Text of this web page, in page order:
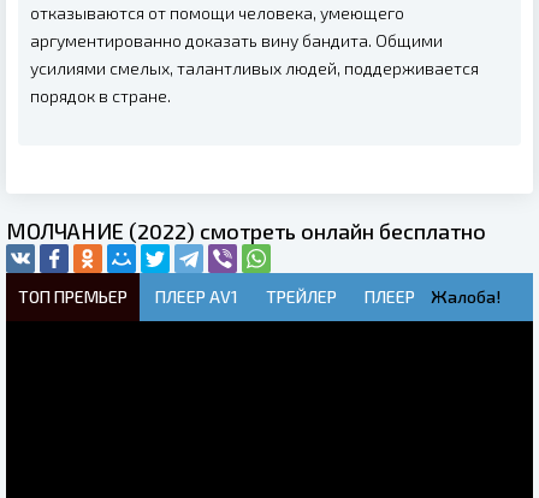
отказываются от помощи человека, умеющего
аргументированно доказать вину бандита. Общими
усилиями смелых, талантливых людей, поддерживается
порядок в стране.
МОЛЧАНИЕ (2022) смотреть онлайн бесплатно
ТОП ПРЕМЬЕР ПЛЕЕР AV1 ТРЕЙЛЕР ПЛЕЕР Жалоба!